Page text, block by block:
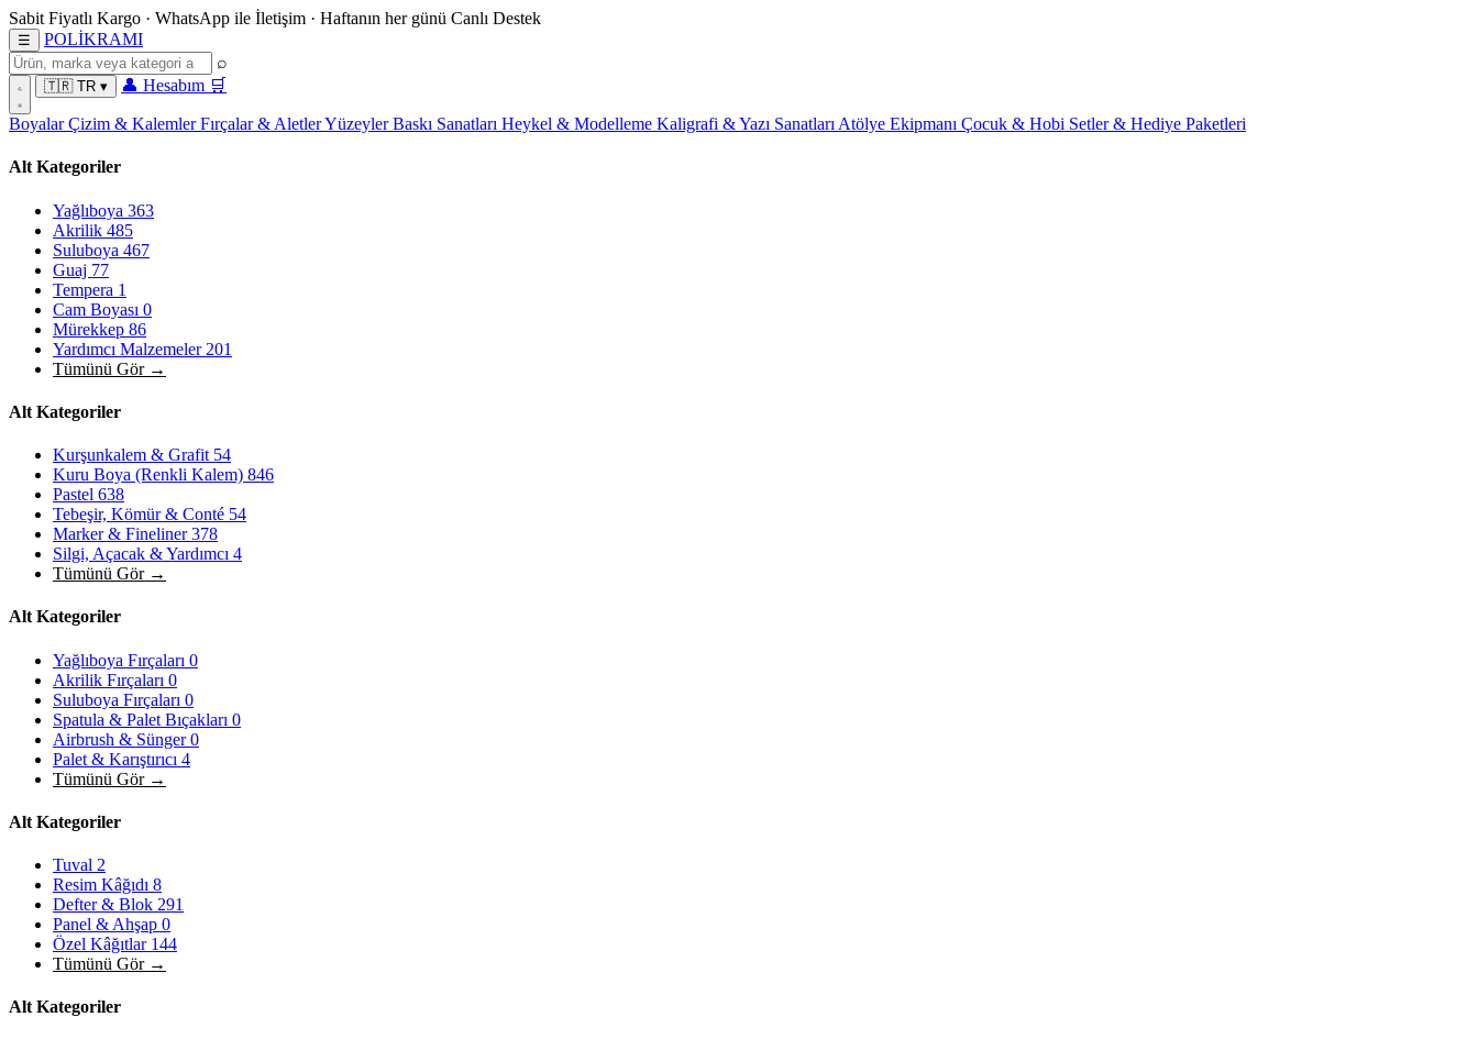
Sabit Fiyatlı Kargo · WhatsApp ile İletişim · Haftanın her günü Canlı Destek
☰ POLİKRAMI
⌕
🇹🇷 TR ▾ 👤 Hesabım 🛒
BoyalarÇizim & KalemlerFırçalar & AletlerYüzeylerBaskı Sanatları Heykel & Modelleme Kaligrafi & Yazı Sanatları Atölye Ekipmanı Çocuk & Hobi Setler & Hediye Paketleri
Alt Kategoriler
Yağlıboya 363
Akrilik 485
Suluboya 467
Guaj 77
Tempera 1
Cam Boyası 0
Mürekkep 86
Yardımcı Malzemeler 201
Tümünü Gör →
Alt Kategoriler
Kurşunkalem & Grafit 54
Kuru Boya (Renkli Kalem) 846
Pastel 638
Tebeşir, Kömür & Conté 54
Marker & Fineliner378
Silgi, Açacak & Yardımcı 4
Tümünü Gör →
Alt Kategoriler
Yağlıboya Fırçaları 0
Akrilik Fırçaları 0
Suluboya Fırçaları 0
Spatula & Palet Bıçakları 0
Airbrush & Sünger0
Palet & Karıştırıcı 4
Tümünü Gör →
Alt Kategoriler
Tuval 2
Resim Kâğıdı 8
Defter & Blok 291
Panel & Ahşap 0
Özel Kâğıtlar 144
Tümünü Gör →
Alt Kategoriler